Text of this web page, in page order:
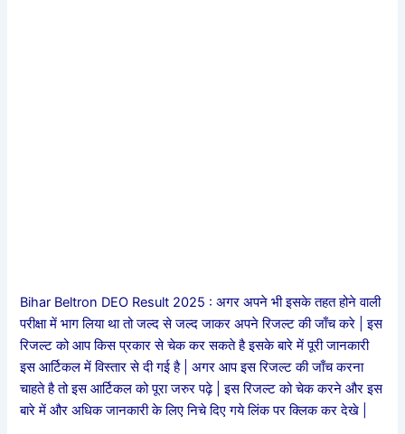
Bihar Beltron DEO Result 2025 : अगर अपने भी इसके तहत होने वाली
परीक्षा में भाग लिया था तो जल्द से जल्द जाकर अपने रिजल्ट की जाँच करे | इस
रिजल्ट को आप किस प्रकार से चेक कर सकते है इसके बारे में पूरी जानकारी
इस आर्टिकल में विस्तार से दी गई है | अगर आप इस रिजल्ट की जाँच करना
चाहते है तो इस आर्टिकल को पूरा जरुर पढ़े | इस रिजल्ट को चेक करने और इस
बारे में और अधिक जानकारी के लिए निचे दिए गये लिंक पर क्लिक कर देखे |